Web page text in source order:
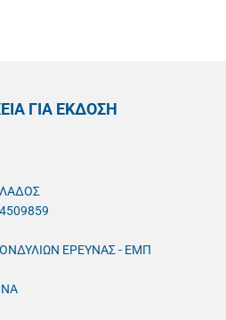
ΓΙΑ ΕΚΔΟΣΗ
ΕΡΕΥΝΑΣ - ΕΜΠ